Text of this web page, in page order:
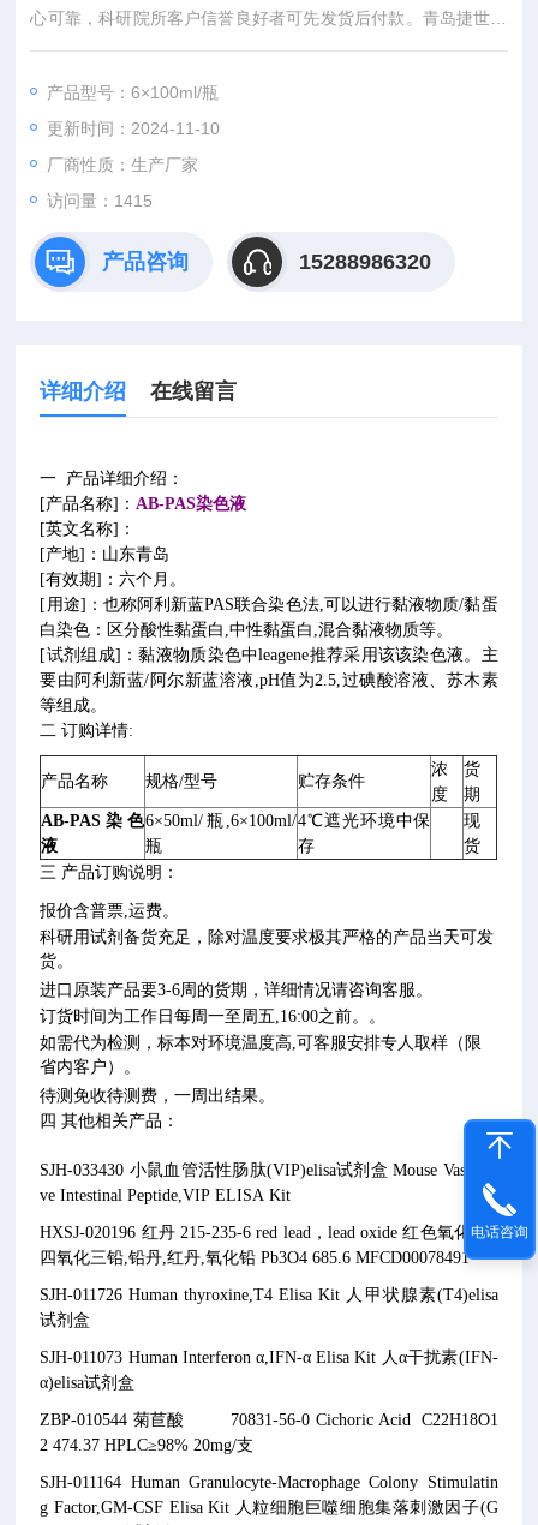
心可靠，科研院所客户信誉良好者可先发货后付款。青岛捷世康
专业提供科研用：染色液,缓冲液,溶液,及试剂盒等产品。
产品型号：6×100ml/瓶
更新时间：2024-11-10
厂商性质：生产厂家
访问量：1415
产品咨询 15288986320
详细介绍 在线留言
一 产品详细介绍：
[产品名称]：AB-PAS染色液
[英文名称]：
[产地]：山东青岛
[有效期]：六个月。
[用途]：也称阿利新蓝PAS联合染色法,可以进行黏液物质/黏蛋
白染色：区分酸性黏蛋白,中性黏蛋白,混合黏液物质等。
[试剂组成]：黏液物质染色中leagene推荐采用该该染色液。主
要由阿利新蓝/阿尔新蓝溶液,pH值为2.5,过碘酸溶液、苏木素
等组成。
二 订购详情:
产品名称 规格/型号 贮存条件
浓
度
货
期
AB-PAS染色
液
6×50ml/瓶,6×100ml/
瓶
4℃遮光环境中保
存
现
货
三 产品订购说明：
报价含普票,运费。
科研用试剂备货充足，除对温度要求极其严格的产品当天可发
货。
进口原装产品要3-6周的货期，详细情况请咨询客服。
订货时间为工作日每周一至周五,16:00之前。。
如需代为检测，标本对环境温度高,可客服安排专人取样（限
省内客户）。
待测免收待测费，一周出结果。
四 其他相关产品：
SJH-033430 小鼠血管活性肠肽(VIP)elisa试剂盒 Mouse Vasoacti
ve Intestinal Peptide,VIP ELISA Kit
HXSJ-020196 红丹 215-235-6 red lead，lead oxide 红色氧化铅 ;
四氧化三铅,铅丹,红丹,氧化铅 Pb3O4 685.6 MFCD00078491
SJH-011726 Human thyroxine,T4 Elisa Kit 人甲状腺素(T4)elisa
试剂盒
SJH-011073 Human Interferon α,IFN-α Elisa Kit 人α干扰素(IFN-
α)elisa试剂盒
ZBP-010544 菊苣酸 70831-56-0 Cichoric Acid C22H18O1
2 474.37 HPLC≥98% 20mg/支
SJH-011164 Human Granulocyte-Macrophage Colony Stimulatin
g Factor,GM-CSF Elisa Kit 人粒细胞巨噬细胞集落刺激因子(G
电话咨询